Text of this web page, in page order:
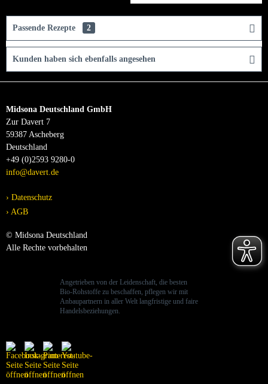
Passende Rezepte 2
Kunden haben sich ebenfalls angesehen
Midsona Deutschland GmbH
Zur Davert 7
59387 Ascheberg
Deutschland
+49 (0)2593 9280-0
info@davert.de
Datenschutz
AGB
© Midsona Deutschland
Alle Rechte vorbehalten
Angetrieben von der Leidenschaft, die besten
Bio-Rohstoffe zu beschaffen, pflegen wir mit
Anbaupartnern in aller Welt langfristige und faire
Handelsbeziehungen.